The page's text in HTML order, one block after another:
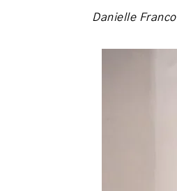
Danielle Franco